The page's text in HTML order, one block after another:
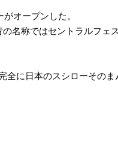
オープンした。
名称ではセントラルフェ
に日本のスシローそのま